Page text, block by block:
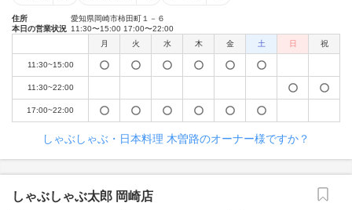
住所
愛知県岡崎市柿田町１－６
本日の営業状況 11:30〜15:00 17:00〜22:00
月
火 水 木 金 土 日 祝
11:30~15:00
11:30~22:00
17:00~22:00
しゃぶしゃぶ・日本料理 木曽路のオーナー様ですか？
しゃぶしゃぶ太郎 岡崎店